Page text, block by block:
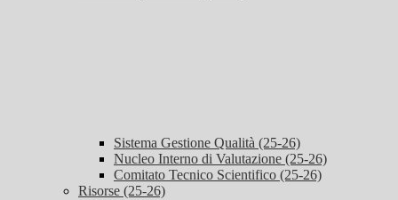
Sistema Gestione Qualità (25-26)
Nucleo Interno di Valutazione (25-26)
Comitato Tecnico Scientifico (25-26)
Risorse (25-26)